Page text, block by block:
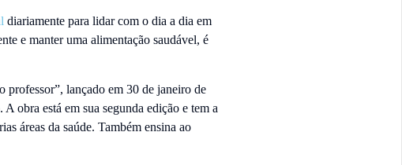
diariamente para lidar com o dia a dia em
e manter uma alimentação saudável, é
professor”, lançado em 30 de janeiro de
obra está em sua segunda edição e tem a
áreas da saúde. Também ensina ao